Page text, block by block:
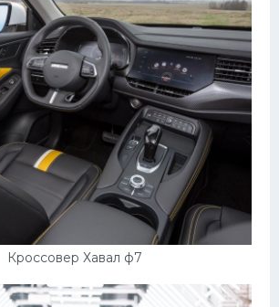
Кроссовер Хавал ф7